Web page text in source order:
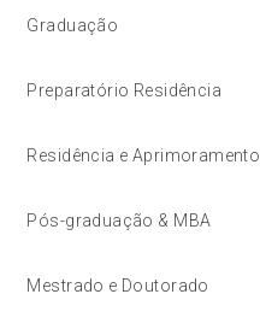
Graduação
Preparatório Residência
Residência e Aprimoramento
Pós-graduação & MBA
Mestrado e Doutorado